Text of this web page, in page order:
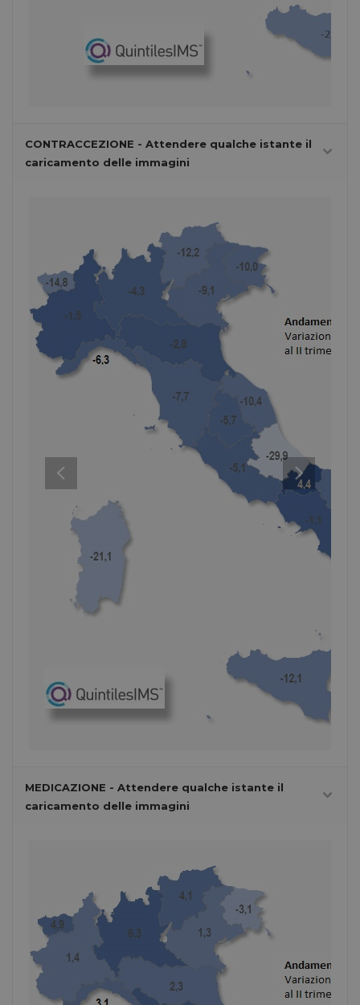
CONTRACCEZIONE - Attendere qualche istante il
caricamento delle immagini
MEDICAZIONE - Attendere qualche istante il
caricamento delle immagini